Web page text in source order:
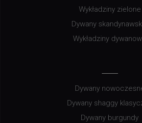
Wykładziny zielone
Dywany
Wykładziny
Dywany
Dywany shaggy
Dywany burgundy